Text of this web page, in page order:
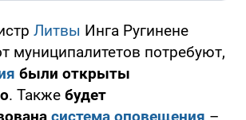
Литвы Инга Ругинене
муниципалитетов потребуют,
были открыты
. Также будет
система оповещения –